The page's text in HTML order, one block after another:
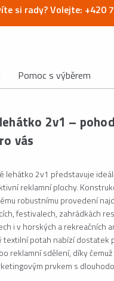
si rady? Volejte: +420
Pomoc s výběrem
2v1 –
vás
lehátko 2v1 představuje
reklamní plochy.
robustnímu provedení
festivalech, zahrádkách
i v horských a rekreačních
textilní potah nabízí dostatek
reklamní sdělení, díky
prvkem s